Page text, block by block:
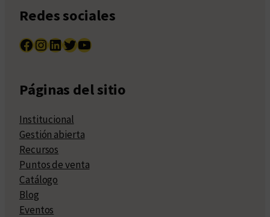
Redes sociales
Facebook InstagramLinkedIn Twitter YouTube
Páginas del sitio
Institucional
Gestión abierta
Recursos
Puntos de venta
Catálogo
Blog
Eventos